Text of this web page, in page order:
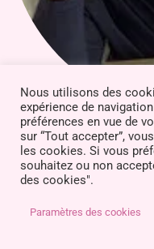
Nous utilisons des
expérience de
préférences en vue de
sur “Tout accepter”,
les cookies. Si vous
souhaitez ou non
des cookies".
Paramètres des cookies